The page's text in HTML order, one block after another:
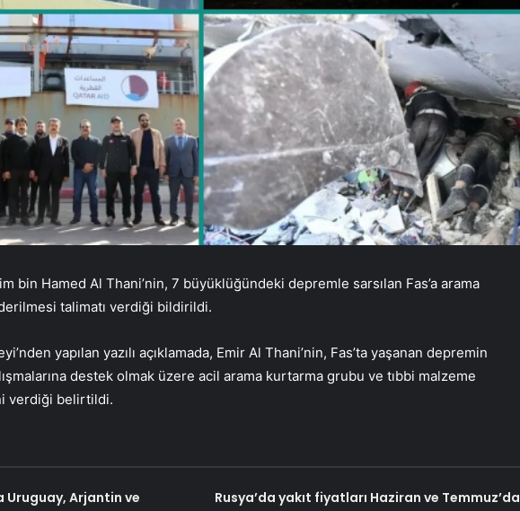
bin Hamed Al Thani’nin, 7 büyüklüğündeki depremle sarsılan Fas’a arama
talimatı verdiği bildirildi.
yapılan yazılı açıklamada, Emir Al Thani’nin, Fas’ta yaşanan depremin
destek olmak üzere acil arama kurtarma grubu ve tıbbi malzeme
verdiği belirtildi.
Uruguay, Arjantin ve
Rusya’da yakıt fiyatları Haziran ve Temmuz’da